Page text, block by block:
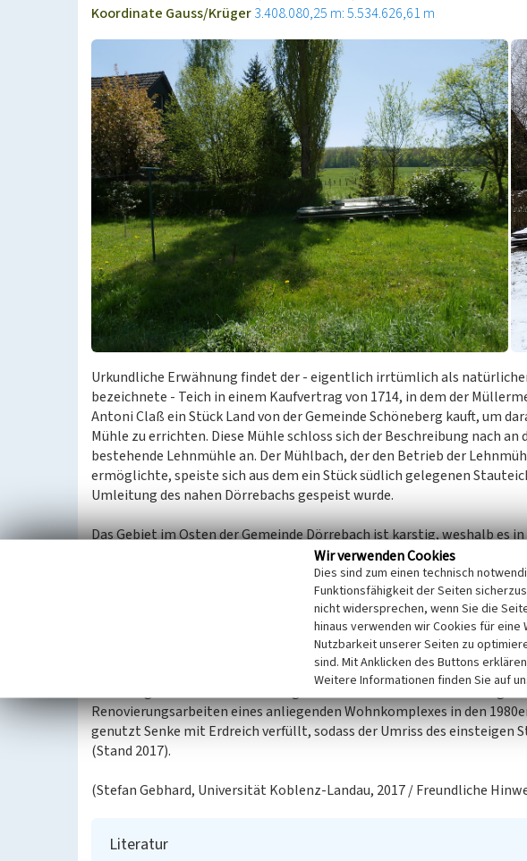
Koordinate Gauss/Krüger3.408.080,25 m: 5.534.626,61 m
Urkundliche Erwähnung findet der - eigentlich irrtümlich als
bezeichnete - Teich in einem Kaufvertrag von 1714, in dem der
Antoni Claß ein Stück Land von der Gemeinde Schöneberg kauft, um
Mühle zu errichten. Diese Mühle schloss sich der Beschreibung nach an
bestehende Lehnmühle an. Der Mühlbach, der den Betrieb der
ermöglichte, speiste sich aus dem ein Stück südlich gelegenen
Umleitung des nahen Dörrebachs gespeist wurde.
Das Gebiet im Osten der Gemeinde Dörrebach ist karstig, weshalb es
wieder zum Trockenfallen des Dörrebachs kam. Durch das Anlegen
auch in diesen Zeiten gesichert und stellte somit einen
einem ursprünglichen Bachverlauf erbaut worden waren. Durch den
Nach der Einstellung des Betriebs beider Mühlen verlor auch der
Mühlgraben wurde nicht mehr gepflegt, sodass dieser mit der Zeit
Renovierungsarbeiten eines anliegenden Wohnkomplexes in den
genutzt Senke mit Erdreich verfüllt, sodass der Umriss des einsteigen
(Stand 2017).
(Stefan Gebhard, Universität Koblenz-Landau, 2017 / Freundliche
Literatur
Wir verwenden Cookies
Dies sind zum einen technisch
Funktionsfähigkeit der Seiten
nicht widersprechen, wenn Sie die
hinaus verwenden wir Cookies für eine
Nutzbarkeit unserer Seiten zu
sind. Mit Anklicken des Buttons
Weitere Informationen finden Sie auf